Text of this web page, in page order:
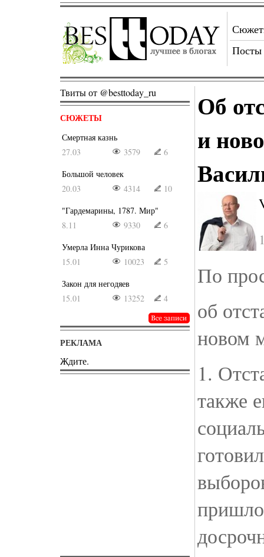
Посты
Твиты от @besttoday_ru
СЮЖЕТЫ
Смертная казнь
27.03
3579
6
Большой человек
20.03
4314
10
"Гардемарины, 1787. Мир"
8.11
9330
6
Умерла Инна Чурикова
15.01
10023
5
Закон для негодяев
15.01
13252 4
РЕКЛАМА
Ждите.
Об
и
По
об
новом
1.
также